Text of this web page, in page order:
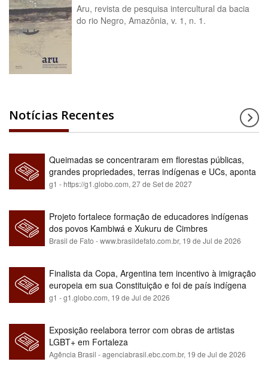
Aru, revista de pesquisa intercultural da bacia
do rio Negro, Amazônia, v. 1, n. 1.
Notícias Recentes
Queimadas se concentraram em florestas públicas,
grandes propriedades, terras indígenas e UCs, aponta
relatório
g1 - https://g1.globo.com,27 de Set de 2027
Projeto fortalece formação de educadores indígenas
dos povos Kambiwá e Xukuru de Cimbres
Brasil de Fato - www.brasildefato.com.br, 19 de Jul de 2026
Finalista da Copa, Argentina tem incentivo à imigração
europeia em sua Constituição e foi de país indígena
para maioria branca
g1 - g1.globo.com, 19 de Jul de 2026
Exposição reelabora terror com obras de artistas
LGBT+ em Fortaleza
Agência Brasil - agenciabrasil.ebc.com.br, 19 de Jul de 2026